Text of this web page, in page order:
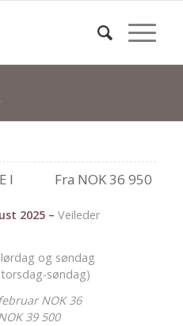
I
Fra NOK 36 950
2025 – Veileder
og søndag
torsdag-søndag)
NOK 36
39 500